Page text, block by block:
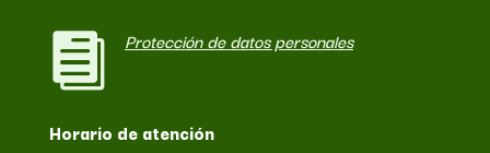
 Protección de datos personales
Horario de atención